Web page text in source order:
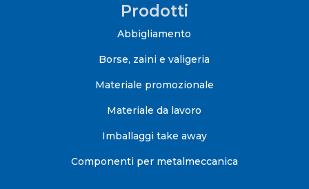
Prodotti
Abbigliamento
Borse, zaini e valigeria
Materiale promozionale
Materiale da lavoro
Imballaggi take away
Componenti per metalmeccanica